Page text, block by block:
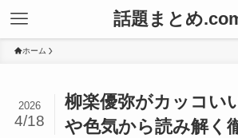
話題まとめ
ホーム
柳楽優弥がカッコい
や色気から読み解く
2026
4/18